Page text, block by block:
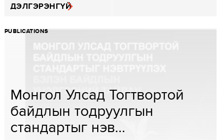
ДЭЛГЭРЭНГҮЙ
PUBLICATIONS
Монгол Улсад Тогтвортой
байдлын тодруулгын
стандартыг нэв...